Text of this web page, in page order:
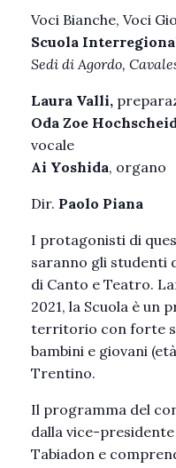
Voci Bianche, Voci
Scuola
Sedi di Agordo,
Laura Valli,
Oda Zoe
vocale
Ai Yoshida, organo
Dir. Paolo Piana
I protagonisti di
saranno gli studenti
di Canto e Teatro.
2021, la Scuola è
territorio con forte
bambini e giovani
Trentino.
Il programma del
dalla vice-presidente
Tabiadon e